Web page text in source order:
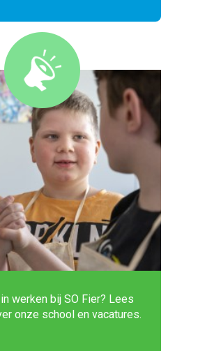
werken bij SO Fier? Lees
onze school en vacatures.